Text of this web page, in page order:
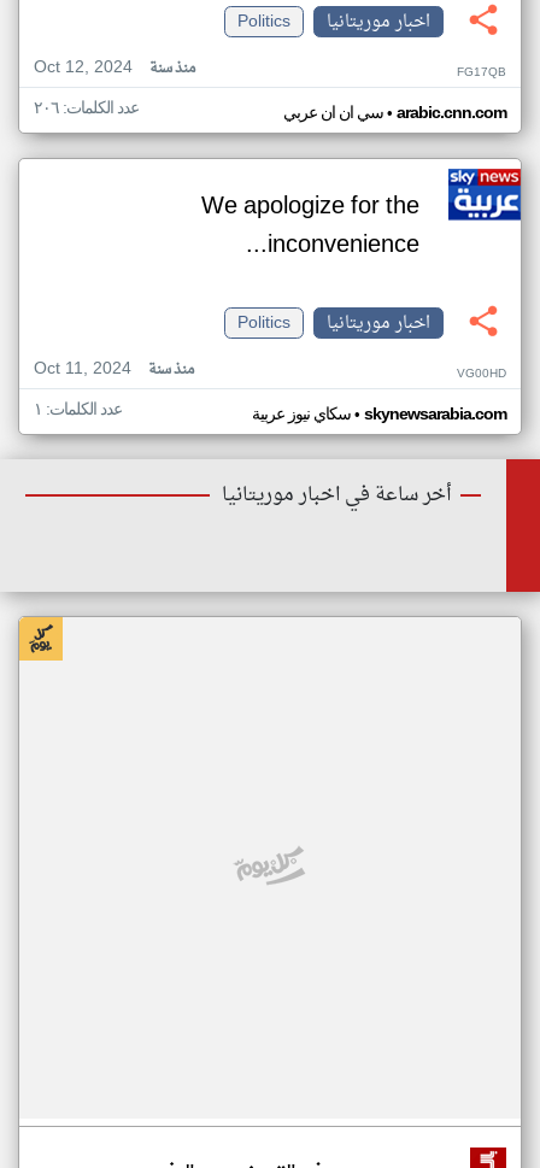
اخبار موريتانيا
Politics
Oct 12, 2024
منذ سنة FG17QB
سي ان ان عربي• arabic.cnn.com عدد الكلمات: ٢٠٦
We apologize for the
inconvenience...
اخبار موريتانيا
Politics
Oct 11, 2024
منذ سنة VG00HD
سكاي نيوز عربية• skynewsarabia.com عدد الكلمات: ١
أخر ساعة في اخبار موريتانيا